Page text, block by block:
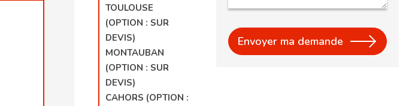
TOULOUSE
(OPTION : SUR
DEVIS)
MONTAUBAN
(OPTION : SUR
DEVIS)
CAHORS (OPTION :